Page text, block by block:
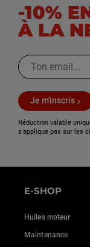
-10%
À LA
Je m'inscris
Réduction valable
s'applique pas sur les
E-SHOP
Huiles moteur
Maintenance